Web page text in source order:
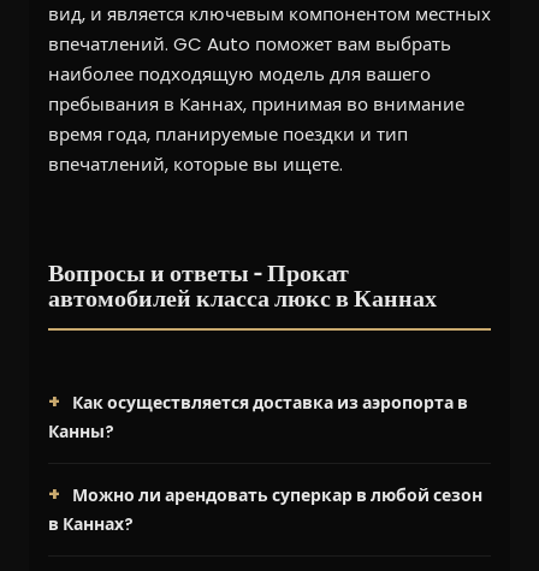
вид, и является ключевым компонентом местных
впечатлений. GC Auto поможет вам выбрать
наиболее подходящую модель для вашего
пребывания в Каннах, принимая во внимание
время года, планируемые поездки и тип
впечатлений, которые вы ищете.
Вопросы и ответы - Прокат
автомобилей класса люкс в Каннах
Как осуществляется доставка из аэропорта в
Канны?
Можно ли арендовать суперкар в любой сезон
в Каннах?